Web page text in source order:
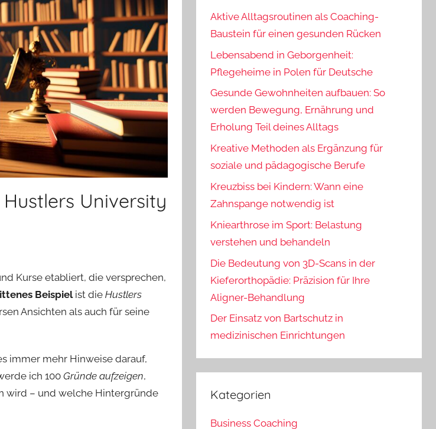
University
Kurse etabliert, die versprechen,
Beispielist die Hustlers
Ansichten als auch für seine
immer mehr Hinweise darauf,
ich 100 Gründe aufzeigen,
wird – und welche Hintergründe
Aktive Alltagsroutinen als Coaching-
Baustein für einen gesunden Rücken
Lebensabend in Geborgenheit:
Pflegeheime in Polen für Deutsche
Gesunde Gewohnheiten aufbauen: So
werden Bewegung, Ernährung und
Erholung Teil deines Alltags
Kreative Methoden als Ergänzung für
soziale und pädagogische Berufe
Kreuzbiss bei Kindern: Wann eine
Zahnspange notwendig ist
Kniearthrose im Sport: Belastung
verstehen und behandeln
Die Bedeutung von 3D-Scans in der
Kieferorthopädie: Präzision für Ihre
Aligner-Behandlung
Der Einsatz von Bartschutz in
medizinischen Einrichtungen
Kategorien
Business Coaching